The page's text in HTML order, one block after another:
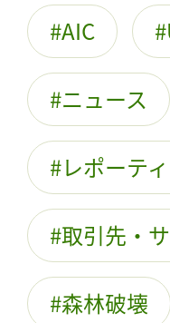
AIC
ニュース
レポーテ
取引先・
森林破壊